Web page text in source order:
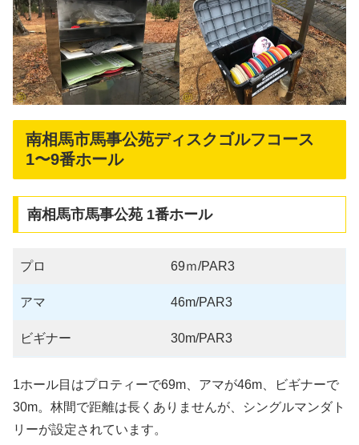
南相馬市馬事公苑ディスクゴルフコース
1〜9番ホール
南相馬市馬事公苑 1番ホール
プロ 69ｍ/PAR3
アマ 46m/PAR3
ビギナー 30m/PAR3
1ホール目はプロティーで69m、アマが46m、ビギナーで
30m。林間で距離は長くありませんが、シングルマンダト
リーが設定されています。